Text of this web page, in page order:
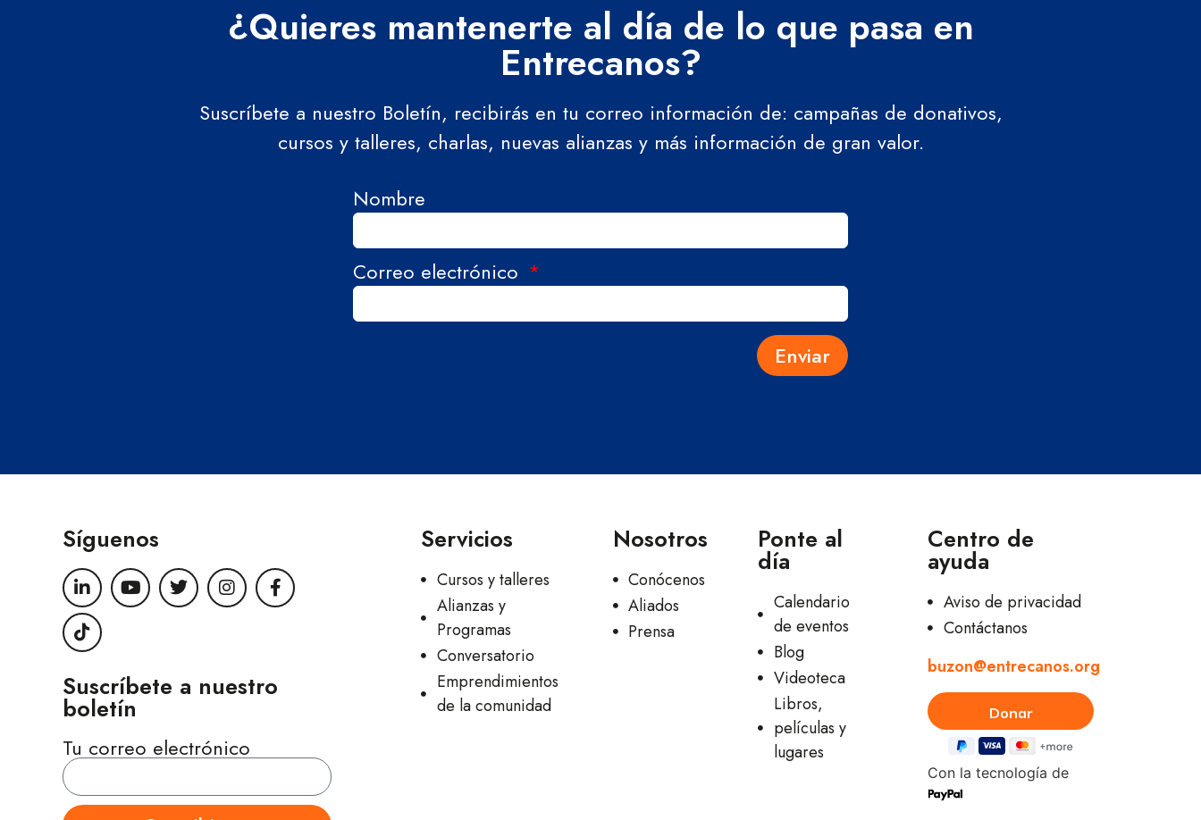
¿Quieres mantenerte al día de lo que pasa en
Entrecanos?
Suscríbete a nuestro Boletín, recibirás en tu correo información de: campañas de donativos,
cursos y talleres, charlas, nuevas alianzas y más información de gran valor.
Nombre
Correo electrónico
Enviar
Síguenos
Suscríbete a nuestro
boletín
Tu correo electrónico
Servicios
Cursos y talleres
Alianzas y
Programas
Conversatorio
Emprendimientos
de la comunidad
Nosotros
Conócenos
Aliados
Prensa
Ponte al
día
Calendario
de eventos
Blog
Videoteca
Libros,
películas y
lugares
Centro de
ayuda
Aviso de privacidad
Contáctanos
buzon@entrecanos.org
Con la tecnología de